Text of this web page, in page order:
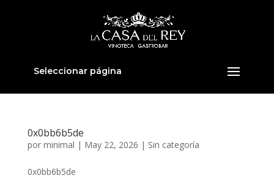
Seleccionar página
0x0bb6b5de
por minimal | May 22, 2026 | Sin categoría
0x0bb6b5de